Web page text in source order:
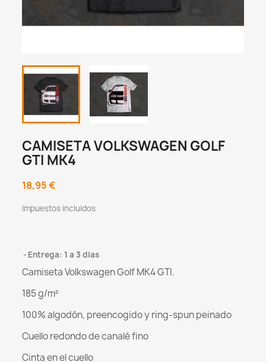
CAMISETA VOLKSWAGEN GOLF
GTI MK4
18,95 €
Impuestos incluidos
Entrega: 1 a 3 dias
Camiseta Volkswagen Golf MK4 GTI.
185 g/m²
100% algodón, preencogido y ring-spun peinado
Cuello redondo de canalé fino
Cinta en el cuello